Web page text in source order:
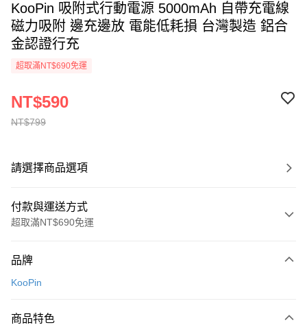
KooPin 吸附式行動電源 5000mAh 自帶充電線
磁力吸附 邊充邊放 電能低耗損 台灣製造 鋁合
金認證行充
超取滿NT$690免運
NT$799
NT$590
請選擇商品選項
付款與運送方式
超取滿NT$690免運
信用卡一次付款
LINE Pay
品牌
KooPin
商品特色